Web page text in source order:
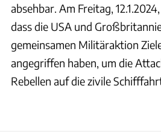
absehbar. Am Freitag,
dass die USA und
gemeinsamen Militäraktion
angegriffen haben, um die
Rebellen auf die zivile